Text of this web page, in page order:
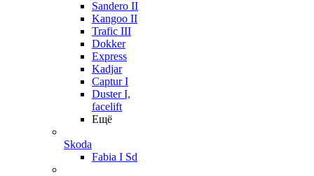
Sandero II
Kangoo II
Trafic III
Dokker
Express
Kadjar
Captur I
Duster I,
facelift
Ещё
Skoda
Fabia I Sd